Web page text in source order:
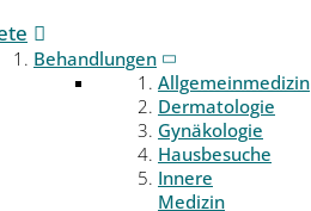
Behandlungen
Allgemeinmedizin
Dermatologie
Gynäkologie
Hausbesuche
Innere
Medizin